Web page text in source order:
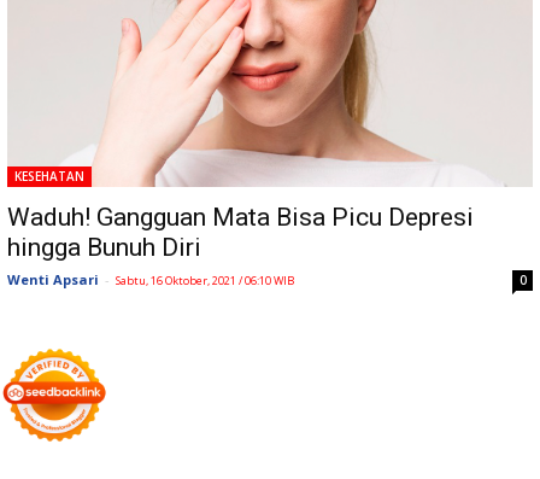
KESEHATAN
Waduh! Gangguan Mata Bisa Picu Depresi
hingga Bunuh Diri
Wenti Apsari - Sabtu, 16 Oktober, 2021 / 06:10 WIB 0